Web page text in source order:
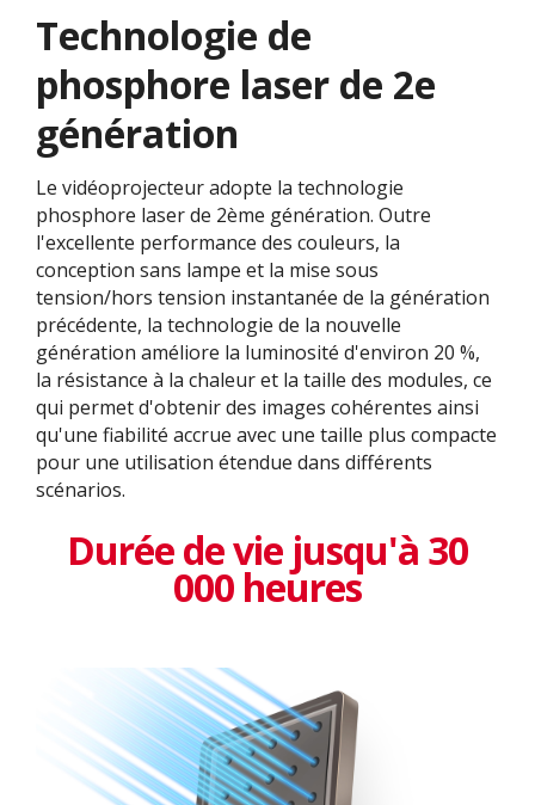
Technologie de
phosphore laser de 2e
génération
Le vidéoprojecteur adopte la technologie
phosphore laser de 2ème génération. Outre
l'excellente performance des couleurs, la
conception sans lampe et la mise sous
tension/hors tension instantanée de la génération
précédente, la technologie de la nouvelle
génération améliore la luminosité d'environ 20 %,
la résistance à la chaleur et la taille des modules, ce
qui permet d'obtenir des images cohérentes ainsi
qu'une fiabilité accrue avec une taille plus compacte
pour une utilisation étendue dans différents
scénarios.
Durée de vie jusqu'à 30
000 heures